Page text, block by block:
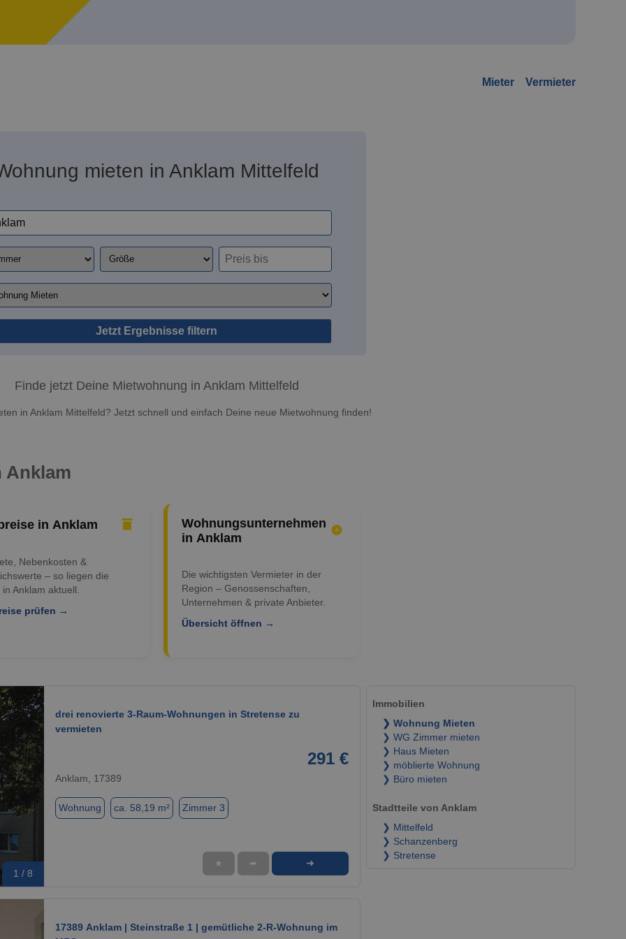
Mieter Vermieter
mieten in Anklam Mittelfeld
Jetzt Ergebnisse filtern
Finde jetzt Deine Mietwohnung in Anklam Mittelfeld
in Anklam Mittelfeld? Jetzt schnell und einfach Deine neue Mietwohnung finden!
Anklam
in Anklam
Nebenkosten &
– so liegen die
Anklam aktuell.
prüfen →
Wohnungsunternehmen
in Anklam
Die wichtigsten Vermieter in der
Region – Genossenschaften,
Unternehmen & private Anbieter.
Übersicht öffnen →
1 / 8
drei renovierte 3-Raum-Wohnungen in Stretense zu
vermieten
291 €
Anklam, 17389
Wohnung ca. 58,19 m² Zimmer 3
★ ➦ ➜
17389 Anklam | Steinstraße 1 | gemütliche 2-R-Wohnung im
Immobilien
❯ Wohnung Mieten
❯ WG Zimmer mieten
❯ Haus Mieten
❯ möblierte Wohnung
❯ Büro mieten
Stadtteile von Anklam
❯ Mittelfeld
❯ Schanzenberg
❯ Stretense